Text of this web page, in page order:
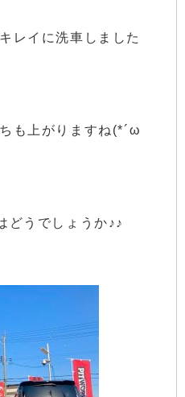
レイに洗車しました
も上がりますね(*´ω
どうでしょうか♪♪